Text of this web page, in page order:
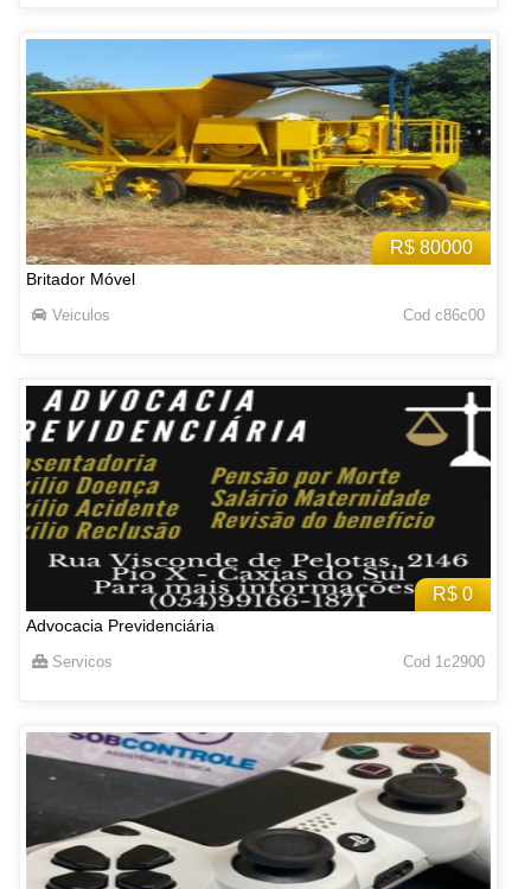
R$ 80000
Britador Móvel
Veiculos Cod c86c00
R$ 0
Advocacia Previdenciária
Servicos Cod 1c2900